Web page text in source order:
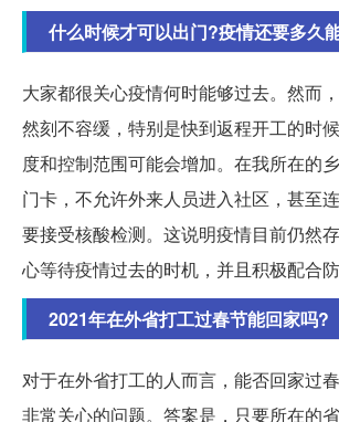
什么时候才可以出门?疫情还要多久
大家都很关心疫情何时能够过去。然而
然刻不容缓，特别是快到返程开工的时
度和控制范围可能会增加。在我所在的
门卡，不允许外来人员进入社区，甚至
要接受核酸检测。这说明疫情目前仍然
心等待疫情过去的时机，并且积极配合防
2021年在外省打工过春节能回家吗?
对于在外省打工的人而言，能否回家过
非常关心的问题。答案是，只要所在的